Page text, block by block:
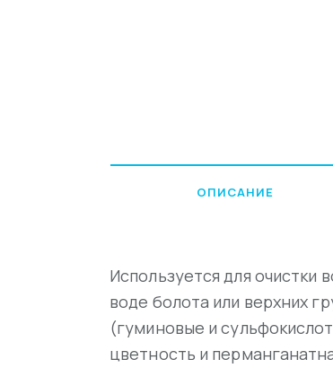
ОПИСАНИЕ
Используется для очистки
воде болота или верхних
(гуминовые и
цветность и